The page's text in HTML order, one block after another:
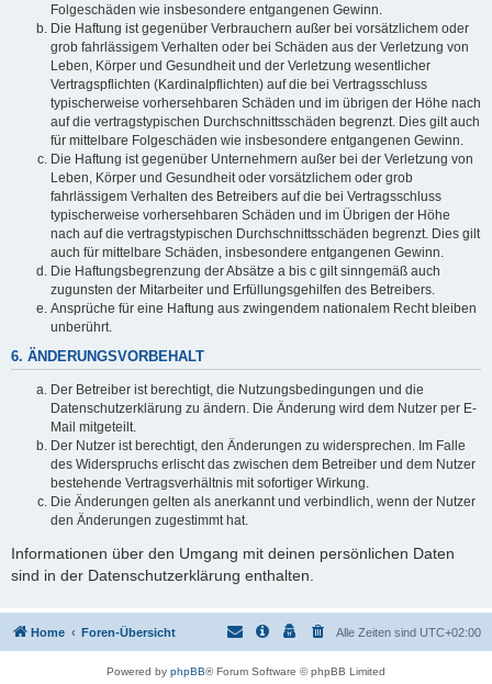
Folgeschäden wie insbesondere entgangenen Gewinn.
Die Haftung ist gegenüber Verbrauchern außer bei vorsätzlichem oder
grob fahrlässigem Verhalten oder bei Schäden aus der Verletzung von
Leben, Körper und Gesundheit und der Verletzung wesentlicher
Vertragspflichten (Kardinalpflichten) auf die bei Vertragsschluss
typischerweise vorhersehbaren Schäden und im übrigen der Höhe nach
auf die vertragstypischen Durchschnittsschäden begrenzt. Dies gilt auch
für mittelbare Folgeschäden wie insbesondere entgangenen Gewinn.
Die Haftung ist gegenüber Unternehmern außer bei der Verletzung von
Leben, Körper und Gesundheit oder vorsätzlichem oder grob
fahrlässigem Verhalten des Betreibers auf die bei Vertragsschluss
typischerweise vorhersehbaren Schäden und im Übrigen der Höhe
nach auf die vertragstypischen Durchschnittsschäden begrenzt. Dies gilt
auch für mittelbare Schäden, insbesondere entgangenen Gewinn.
Die Haftungsbegrenzung der Absätze a bis c gilt sinngemäß auch
zugunsten der Mitarbeiter und Erfüllungsgehilfen des Betreibers.
Ansprüche für eine Haftung aus zwingendem nationalem Recht bleiben
unberührt.
6. ÄNDERUNGSVORBEHALT
Der Betreiber ist berechtigt, die Nutzungsbedingungen und die
Datenschutzerklärung zu ändern. Die Änderung wird dem Nutzer per E-
Mail mitgeteilt.
Der Nutzer ist berechtigt, den Änderungen zu widersprechen. Im Falle
des Widerspruchs erlischt das zwischen dem Betreiber und dem Nutzer
bestehende Vertragsverhältnis mit sofortiger Wirkung.
Die Änderungen gelten als anerkannt und verbindlich, wenn der Nutzer
den Änderungen zugestimmt hat.
Informationen über den Umgang mit deinen persönlichen Daten
sind in der Datenschutzerklärung enthalten.
Home Foren-Übersicht Alle Zeiten sind UTC+02:00
Powered by phpBB® Forum Software © phpBB Limited